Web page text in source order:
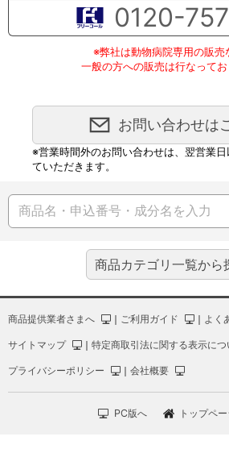
0120-
※弊社は動物病院専用の販売
一般の方への販売は行なってお
お問い合わせは
※営業時間外のお問い合わせは、翌営業
ていただきます。
商品カテゴリ一覧から
商品提供業者さまへ ｜ ご利用ガイド ｜ よく
サイトマップ ｜ 特定商取引法に関する表示につ
プライバシーポリシー ｜ 会社概要
PC版へ トップペ